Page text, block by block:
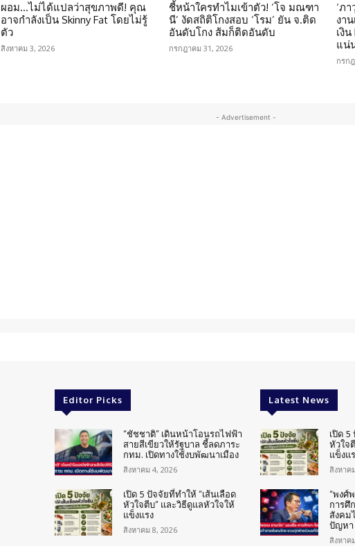
ผอม…ไม่ได้แปลว่าสุขภาพดี! คุณ
อาจกำลังเป็น Skinny Fat โดยไม่รู้
ตัว
สิงหาคม 3, 2026
ชี้หน้าใครทำไมเข้าตัว! ‘โจ มณฑา
นี’ งัดสถิติโกงสอบ ‘โรม’ ยัน จ.ติด
อันดับโกง ส้มก็ติดอันดับ
กรกฎาคม 31, 2026
‘ภ
งา
เงิ
แน่
กรก
- Advertisement -
Editor Picks
“ชัชชาติ” เดินหน้าโอนรถไฟฟ้า
สายสีเขียวให้รัฐบาล ชี้ลดภาระ
กทม. เปิดทางใช้งบพัฒนาเมือง
สิงหาคม 4, 2026
เปิด 5 ปัจจัยที่ทำให้ “เส้นเลือด
หัวใจตีบ” และวิธีดูแลหัวใจให้
แข็งแรง
สิงหาคม 8, 2026
Latest News
เปิด 5
หัวใจ
แข็งแ
สิงหาค
“พงศ์
การศึ
สังคม
ปัญหา
สิงหาค